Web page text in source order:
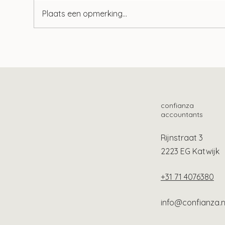
Plaats een opmerking...
confianza
accountants
Rijnstraat 3
2223 EG Katwijk
+31 71 4076380